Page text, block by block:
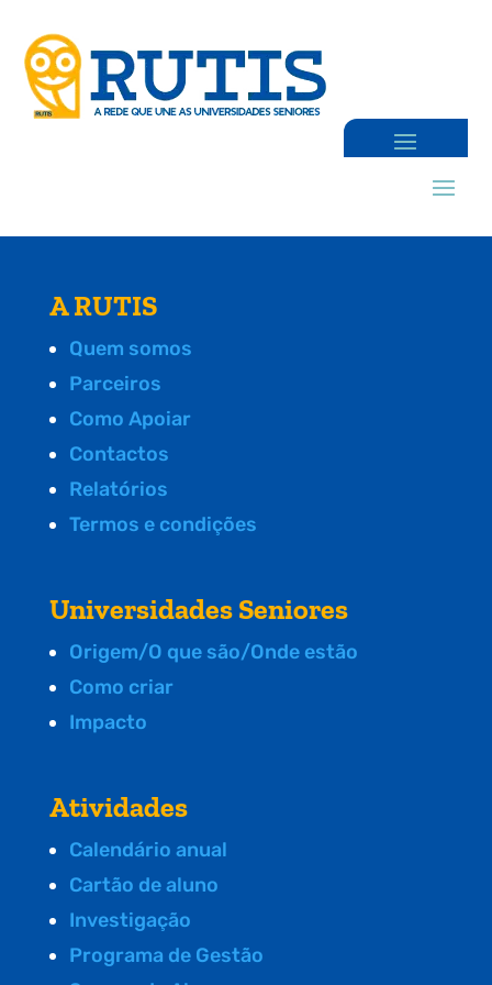
A RUTIS
Quem somos
Parceiros
Como Apoiar
Contactos
Relatórios
Termos e condições
Universidades Seniores
Origem/O que são/Onde estão
Como criar
Impacto
Atividades
Calendário anual
Cartão de aluno
Investigação
Programa de Gestão